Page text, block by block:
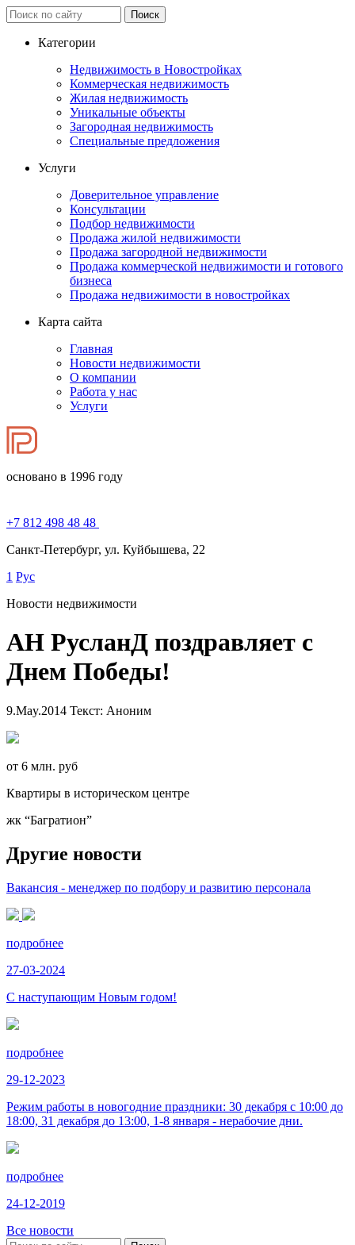
Категории
Недвижимость в Новостройках
Коммерческая недвижимость
Жилая недвижимость
Уникальные объекты
Загородная недвижимость
Специальные предложения
Услуги
Доверительное управление
Консультации
Подбор недвижимости
Продажа жилой недвижимости
Продажа загородной недвижимости
Продажа коммерческой недвижимости и готового
бизнеса
Продажа недвижимости в новостройках
Карта сайта
Главная
Новости недвижимости
О компании
Работа у нас
Услуги
основано в 1996 году
+7 812 498 48 48
Санкт-Петербург, ул. Куйбышева, 22
1 Рус
Новости недвижимости
АН РусланД поздравляет с
Днем Победы!
9.May.2014 Текст: Аноним
от 6 млн. руб
Квартиры в историческом центре
жк “Багратион”
Другие новости
Вакансия - менеджер по подбору и развитию персонала
подробнее
27-03-2024
С наступающим Новым годом!
подробнее
29-12-2023
Режим работы в новогодние праздники: 30 декабря с 10:00 до
18:00, 31 декабря до 13:00, 1-8 января - нерабочие дни.
подробнее
24-12-2019
Все новости